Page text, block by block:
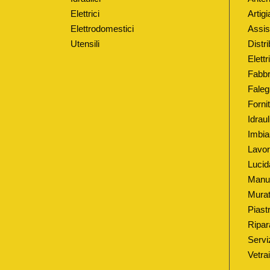
Elettrici
Elettrodomestici
Utensili